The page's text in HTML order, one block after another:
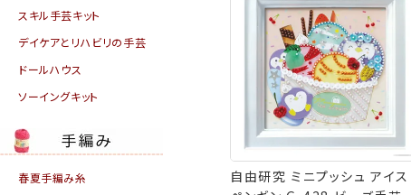
スキル手芸キット
デイケアとリハビリの手芸
ドールハウス
ソーイングキット
春夏手編み糸
自由研究 ミニプッシュ アイス